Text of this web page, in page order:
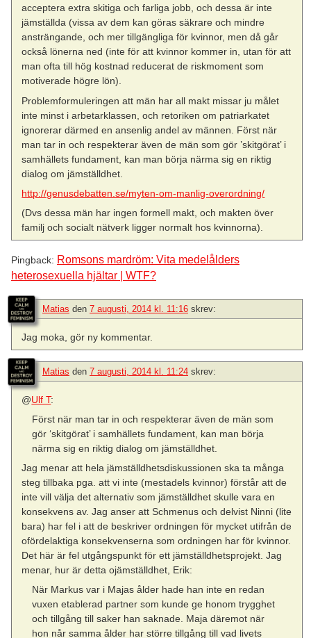
acceptera extra skitiga och farliga jobb, och dessa är inte
jämställda (vissa av dem kan göras säkrare och mindre
ansträngande, och mer tillgängliga för kvinnor, men då går
också lönerna ned (inte för att kvinnor kommer in, utan för att
man ofta till hög kostnad reducerat de riskmoment som
motiverade högre lön).
Problemformuleringen att män har all makt missar ju målet
inte minst i arbetarklassen, och retoriken om patriarkatet
ignorerar därmed en ansenlig andel av männen. Först när
man tar in och respekterar även de män som gör ’skitgörat’ i
samhällets fundament, kan man börja närma sig en riktig
dialog om jämställdhet.
http://genusdebatten.se/myten-om-manlig-overordning/
(Dvs dessa män har ingen formell makt, och makten över
familj och socialt nätverk ligger normalt hos kvinnorna).
Pingback: Romsons mardröm: Vita medelålders
heterosexuella hjältar | WTF?
Matias den 7 augusti, 2014 kl. 11:16 skrev:
Jag moka, gör ny kommentar.
Matias den 7 augusti, 2014 kl. 11:24 skrev:
@Ulf T:
Först när man tar in och respekterar även de män som
gör ‘skitgörat’ i samhällets fundament, kan man börja
närma sig en riktig dialog om jämställdhet.
Jag menar att hela jämställdhetsdiskussionen ska ta många
steg tillbaka pga. att vi inte (mestadels kvinnor) förstår att de
inte vill välja det alternativ som jämställdhet skulle vara en
konsekvens av. Jag anser att Schmenus och delvist Ninni (lite
bara) har fel i att de beskriver ordningen för mycket utifrån de
ofördelaktiga konsekvenserna som ordningen har för kvinnor.
Det här är fel utgångspunkt för ett jämställdhetsprojekt. Jag
menar, hur är detta ojämställdhet, Erik:
När Markus var i Majas ålder hade han inte en redan
vuxen etablerad partner som kunde ge honom trygghet
och tillgång till saker han saknade. Maja däremot när
hon når samma ålder har större tillgång till vad livets